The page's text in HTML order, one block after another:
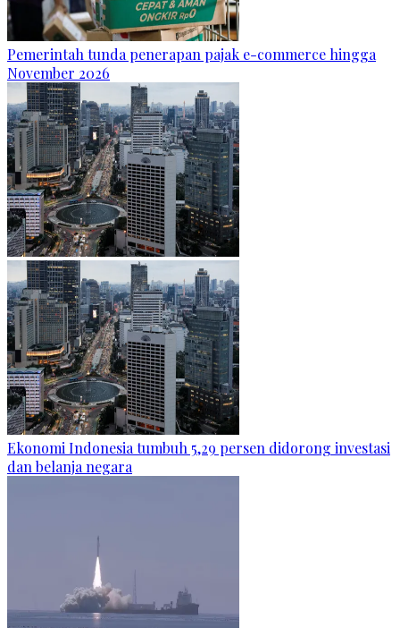
Pemerintah tunda penerapan pajak e-commerce hingga
November 2026
Ekonomi Indonesia tumbuh 5,29 persen didorong investasi
dan belanja negara